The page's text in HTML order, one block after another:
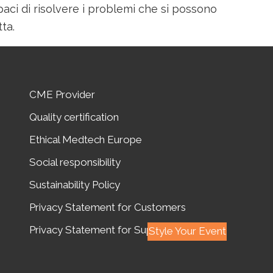
di risolvere i problemi che si possono
CME Provider
Quality certification
Ethical Medtech Europe
Social responsibility
Sustainability Policy
Privacy Statement for Customers
Privacy Statement for SuppliersStyle Your Event